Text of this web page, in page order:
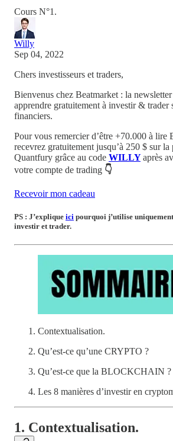
Cours N°1.
Willy
Sep 04, 2022
Chers investisseurs et traders,
Bienvenus chez Beatmarket : la
apprendre gratuitement à investir & trader
financiers.
Pour vous remercier d’être +70.000 à lire
recevrez gratuitement jusqu’à 250 $ sur la
Quantfury grâce au code WILLY après
votre compte de trading 👇
Recevoir mon cadeau
PS : J’explique ici pourquoi j’utilise
investir et trader.
Contextualisation.
Qu’est-ce qu’une CRYPTO ?
Qu’est-ce que la BLOCKCHAIN ?
Les 8 manières d’investir en
1. Contextualisation.